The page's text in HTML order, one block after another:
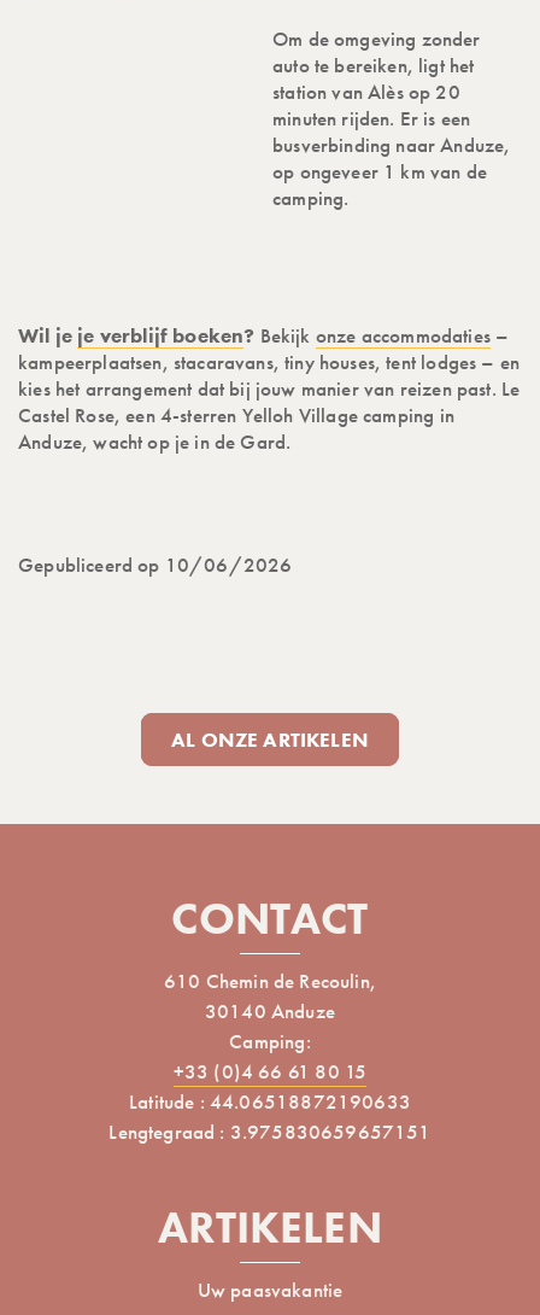
Om de omgeving zonder
auto te bereiken, ligt het
station van Alès op 20
minuten rijden. Er is een
busverbinding naar Anduze,
op ongeveer 1 km van de
camping.
Wil je je verblijf boeken? Bekijk onze accommodaties–
kampeerplaatsen, stacaravans, tiny houses, tent lodges – en
kies het arrangement dat bij jouw manier van reizen past. Le
Castel Rose, een 4-sterren Yelloh Village camping in
Anduze, wacht op je in de Gard.
Gepubliceerd op 10/06/2026
AL ONZE ARTIKELEN
CONTACT
610 Chemin de Recoulin,
30140 Anduze
Camping:
+33 (0)4 66 61 80 15
Latitude : 44.06518872190633
Lengtegraad : 3.975830659657151
ARTIKELEN
Uw paasvakantie